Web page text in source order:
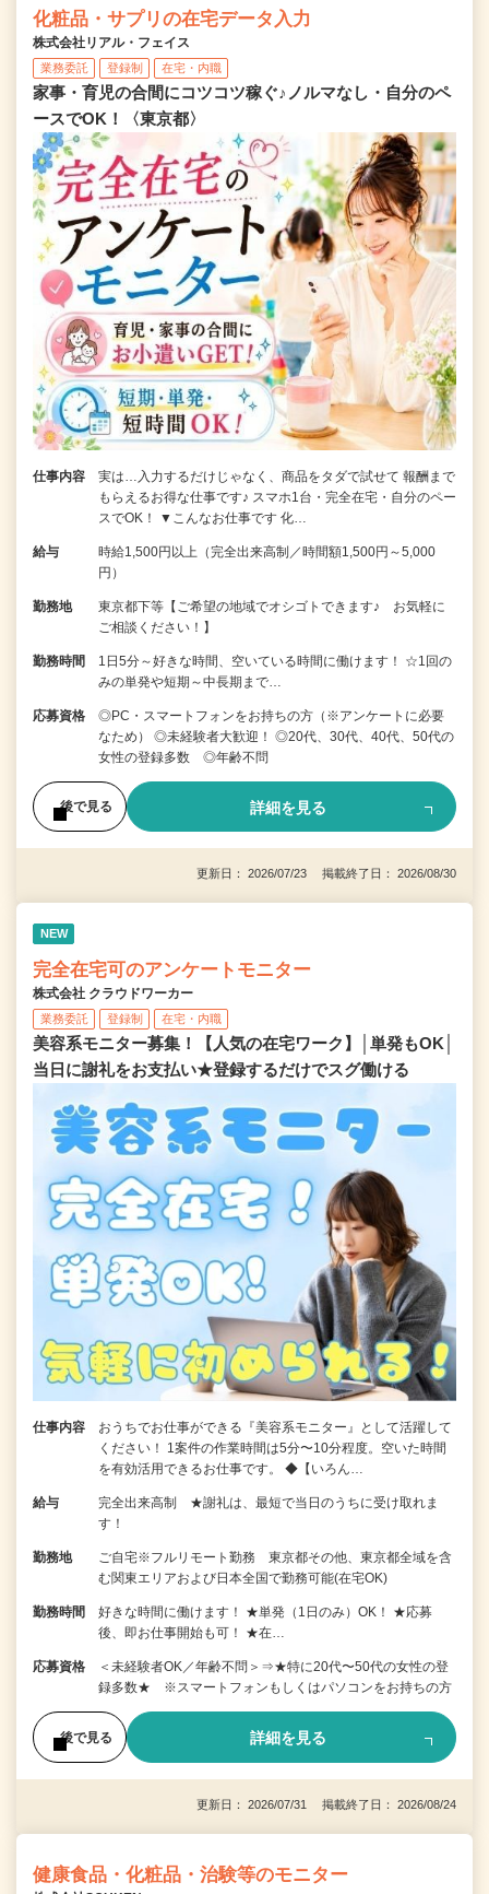
化粧品・サプリの在宅データ入力
株式会社リアル・フェイス
業務委託 登録制 在宅・内職
家事・育児の合間にコツコツ稼ぐ♪ノルマなし・自分のペ
ースでOK！〈東京都〉
仕事内容
実は…入力するだけじゃなく、商品をタダで試せて 報酬まで
もらえるお得な仕事です♪ スマホ1台・完全在宅・自分のペー
スでOK！ ▼こんなお仕事です 化…
給与
時給1,500円以上（完全出来高制／時間額1,500円～5,000
円）
勤務地
東京都下等【ご希望の地域でオシゴトできます♪ お気軽に
ご相談ください！】
勤務時間
1日5分～好きな時間、空いている時間に働けます！ ☆1回の
みの単発や短期～中長期まで…
応募資格
◎PC・スマートフォンをお持ちの方（※アンケートに必要
なため） ◎未経験者大歓迎！ ◎20代、30代、40代、50代の
女性の登録多数 ◎年齢不問
後で見る 詳細を見る
更新日： 2026/07/23 掲載終了日： 2026/08/30
NEW
完全在宅可のアンケートモニター
株式会社 クラウドワーカー
業務委託 登録制 在宅・内職
美容系モニター募集！【人気の在宅ワーク】│単発もOK│
当日に謝礼をお支払い★登録するだけでスグ働ける
仕事内容
おうちでお仕事ができる『美容系モニター』として活躍して
ください！ 1案件の作業時間は5分〜10分程度。空いた時間
を有効活用できるお仕事です。 ◆【いろん…
給与
完全出来高制 ★謝礼は、最短で当日のうちに受け取れま
す！
勤務地
ご自宅※フルリモート勤務 東京都その他、東京都全域を含
む関東エリアおよび日本全国で勤務可能(在宅OK)
勤務時間
好きな時間に働けます！ ★単発（1日のみ）OK！ ★応募
後、即お仕事開始も可！ ★在…
応募資格
＜未経験者OK／年齢不問＞⇒★特に20代〜50代の女性の登
録多数★ ※スマートフォンもしくはパソコンをお持ちの方
後で見る 詳細を見る
更新日： 2026/07/31 掲載終了日： 2026/08/24
健康食品・化粧品・治験等のモニター